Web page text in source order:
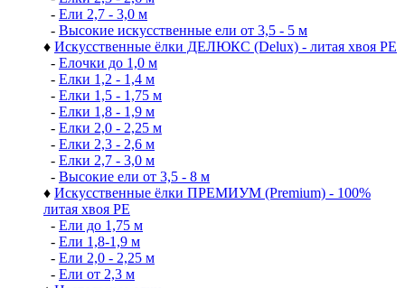
- Ели 2,7 - 3,0 м
- Высокие искусственные ели от 3,5 - 5 м
♦ Искусственные ёлки ДЕЛЮКС (Delux) - литая хвоя РЕ
- Елочки до 1,0 м
- Елки 1,2 - 1,4 м
- Елки 1,5 - 1,75 м
- Елки 1,8 - 1,9 м
- Елки 2,0 - 2,25 м
- Елки 2,3 - 2,6 м
- Елки 2,7 - 3,0 м
- Высокие ели от 3,5 - 8 м
♦ Искусственные ёлки ПРЕМИУМ (Premium) - 100%
литая хвоя РЕ
- Ели до 1,75 м
- Ели 1,8-1,9 м
- Ели 2,0 - 2,25 м
- Ели от 2,3 м